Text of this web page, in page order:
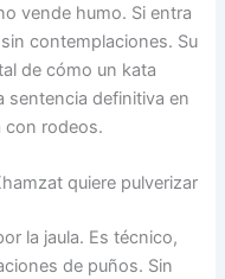
vende humo. Si entra
contemplaciones. Su
de cómo un kata
sentencia definitiva en
con rodeos.
quiere pulverizar
la jaula. Es técnico,
de puños. Sin